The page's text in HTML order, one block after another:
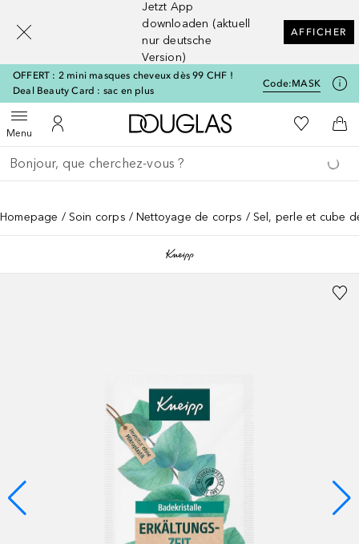
Jetzt App
downloaden (aktuell
nur deutsche
Version)
AFFICHER
OFFERT : 2 mini masques cheveux dès 99 CHF !
Deal Beauty Card : sac en plus
Code:MASK
MenuOuvrir le menuVers Mon Compte
Vers l'accueil Douglas
Vers Ma
Retourner
Exécuter la recherche
Homepage Soin corps Nettoyage de corps Sel, perle et cube
[navigation.slideout.screenreader]